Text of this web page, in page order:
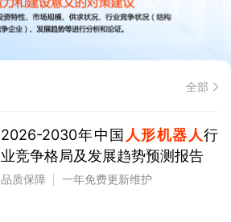
全部
2026-2030年中国 人形机器人行
业竞争格局及发展趋势预测报告
品质保障 一年免费更新维护